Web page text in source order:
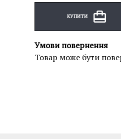
КУПИТИ
Умови повернення
Товар може бути